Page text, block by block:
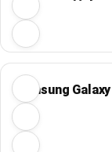
Samsung